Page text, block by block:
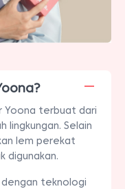
Yoona terbuat dari
lingkungan. Selain
lem perekat
digunakan.
dengan teknologi